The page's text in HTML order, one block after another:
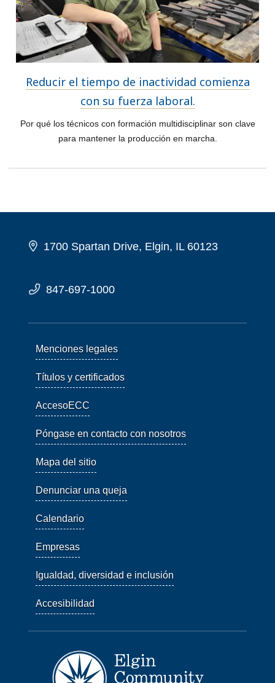
Reducir el tiempo de inactividad comienza
con su fuerza laboral.
Por qué los técnicos con formación multidisciplinar son clave
para mantener la producción en marcha.
1700 Spartan Drive, Elgin, IL 60123
847-697-1000
Menciones legales
Títulos y certificados
AccesoECC
Póngase en contacto con nosotros
Mapa del sitio
Denunciar una queja
Calendario
Empresas
Igualdad, diversidad e inclusión
Accesibilidad